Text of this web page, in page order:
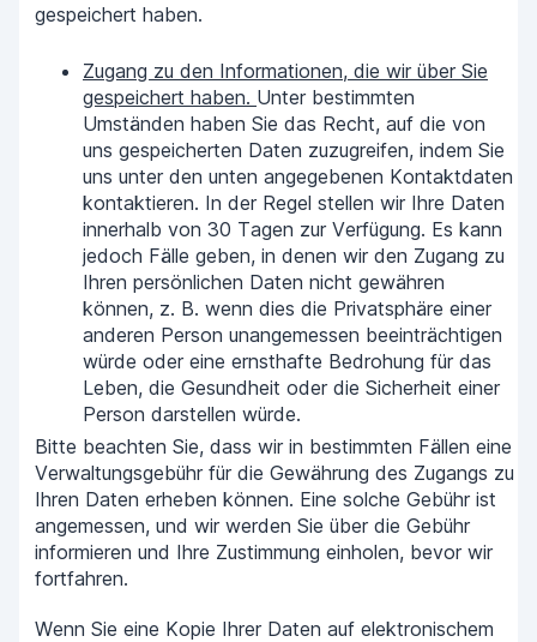
gespeichert haben.
Zugang zu den Informationen, die wir über Sie
gespeichert haben. Unter bestimmten
Umständen haben Sie das Recht, auf die von
uns gespeicherten Daten zuzugreifen, indem Sie
uns unter den unten angegebenen Kontaktdaten
kontaktieren. In der Regel stellen wir Ihre Daten
innerhalb von 30 Tagen zur Verfügung. Es kann
jedoch Fälle geben, in denen wir den Zugang zu
Ihren persönlichen Daten nicht gewähren
können, z. B. wenn dies die Privatsphäre einer
anderen Person unangemessen beeinträchtigen
würde oder eine ernsthafte Bedrohung für das
Leben, die Gesundheit oder die Sicherheit einer
Person darstellen würde.
Bitte beachten Sie, dass wir in bestimmten Fällen eine
Verwaltungsgebühr für die Gewährung des Zugangs zu
Ihren Daten erheben können. Eine solche Gebühr ist
angemessen, und wir werden Sie über die Gebühr
informieren und Ihre Zustimmung einholen, bevor wir
fortfahren.
Wenn Sie eine Kopie Ihrer Daten auf elektronischem